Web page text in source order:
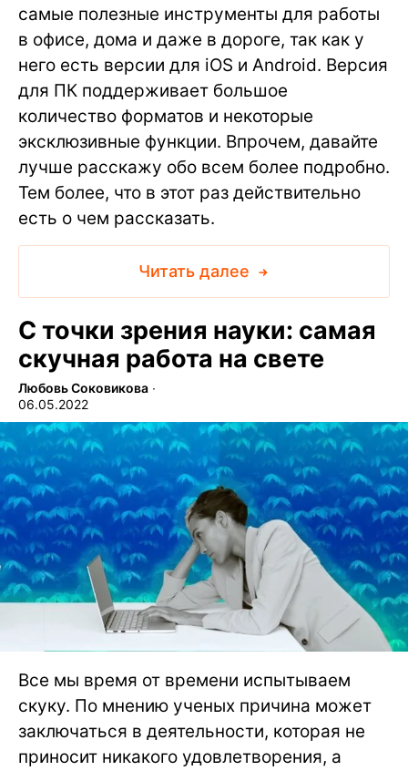
самые полезные инструменты для работы
в офисе, дома и даже в дороге, так как у
него есть версии для iOS и Android. Версия
для ПК поддерживает большое
количество форматов и некоторые
эксклюзивные функции. Впрочем, давайте
лучше расскажу обо всем более подробно.
Тем более, что в этот раз действительно
есть о чем рассказать.
Читать далее
С точки зрения науки: самая
скучная работа на свете
Любовь Соковикова ∙
06.05.2022
Все мы время от времени испытываем
скуку. По мнению ученых причина может
заключаться в деятельности, которая не
приносит никакого удовлетворения, а